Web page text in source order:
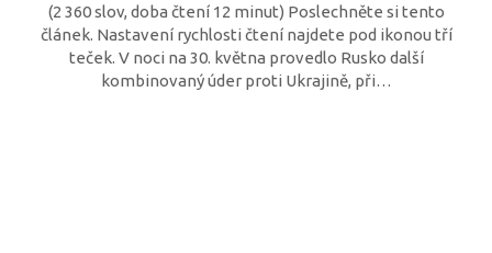
(2 360 slov, doba čtení 12 minut) Poslechněte si tento
článek. Nastavení rychlosti čtení najdete pod ikonou tří
teček. V noci na 30. května provedlo Rusko další
kombinovaný úder proti Ukrajině, při…